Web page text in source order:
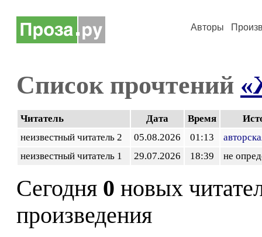
Авторы
Список прочтений
Читатель Дата Время
неизвестный читатель 2
05.08.2026 01:13
неизвестный читатель 1
29.07.2026 18:39 не
Сегодня 0 новых
произведения